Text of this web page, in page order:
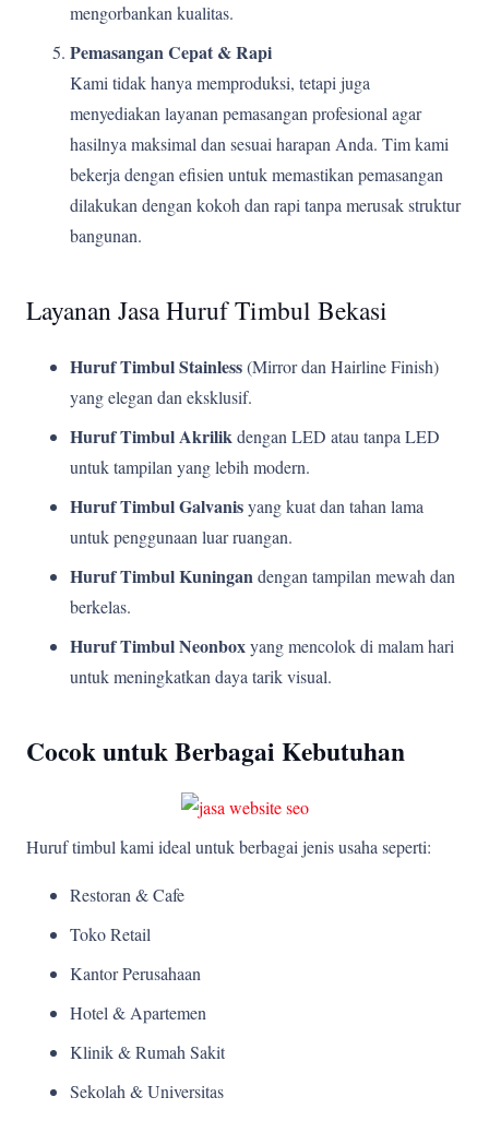
mengorbankan kualitas.
Pemasangan Cepat & Rapi
Kami tidak hanya memproduksi, tetapi juga
menyediakan layanan pemasangan profesional agar
hasilnya maksimal dan sesuai harapan Anda. Tim kami
bekerja dengan efisien untuk memastikan pemasangan
dilakukan dengan kokoh dan rapi tanpa merusak struktur
bangunan.
Layanan Jasa Huruf Timbul Bekasi
Huruf Timbul Stainless(Mirror dan Hairline Finish)
yang elegan dan eksklusif.
Huruf Timbul Akrilikdengan LED atau tanpa LED
untuk tampilan yang lebih modern.
Huruf Timbul Galvanisyang kuat dan tahan lama
untuk penggunaan luar ruangan.
Huruf Timbul Kuningandengan tampilan mewah dan
berkelas.
Huruf Timbul Neonboxyang mencolok di malam hari
untuk meningkatkan daya tarik visual.
Cocok untuk Berbagai Kebutuhan
Huruf timbul kami ideal untuk berbagai jenis usaha seperti:
Restoran & Cafe
Toko Retail
Kantor Perusahaan
Hotel & Apartemen
Klinik & Rumah Sakit
Sekolah & Universitas